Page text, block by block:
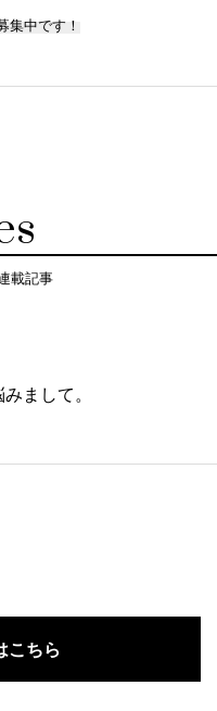
集中です！
載記事
まして。
こちら